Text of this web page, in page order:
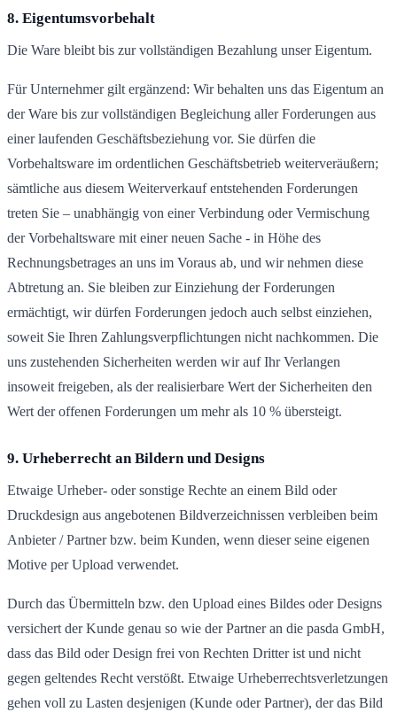
8. Eigentumsvorbehalt
Die Ware bleibt bis zur vollständigen Bezahlung unser Eigentum.
Für Unternehmer gilt ergänzend: Wir behalten uns das Eigentum an
der Ware bis zur vollständigen Begleichung aller Forderungen aus
einer laufenden Geschäftsbeziehung vor. Sie dürfen die
Vorbehaltsware im ordentlichen Geschäftsbetrieb weiterveräußern;
sämtliche aus diesem Weiterverkauf entstehenden Forderungen
treten Sie – unabhängig von einer Verbindung oder Vermischung
der Vorbehaltsware mit einer neuen Sache - in Höhe des
Rechnungsbetrages an uns im Voraus ab, und wir nehmen diese
Abtretung an. Sie bleiben zur Einziehung der Forderungen
ermächtigt, wir dürfen Forderungen jedoch auch selbst einziehen,
soweit Sie Ihren Zahlungsverpflichtungen nicht nachkommen. Die
uns zustehenden Sicherheiten werden wir auf Ihr Verlangen
insoweit freigeben, als der realisierbare Wert der Sicherheiten den
Wert der offenen Forderungen um mehr als 10 % übersteigt.
9. Urheberrecht an Bildern und Designs
Etwaige Urheber- oder sonstige Rechte an einem Bild oder
Druckdesign aus angebotenen Bildverzeichnissen verbleiben beim
Anbieter / Partner bzw. beim Kunden, wenn dieser seine eigenen
Motive per Upload verwendet.
Durch das Übermitteln bzw. den Upload eines Bildes oder Designs
versichert der Kunde genau so wie der Partner an die pasda GmbH,
dass das Bild oder Design frei von Rechten Dritter ist und nicht
gegen geltendes Recht verstößt. Etwaige Urheberrechtsverletzungen
gehen voll zu Lasten desjenigen (Kunde oder Partner), der das Bild